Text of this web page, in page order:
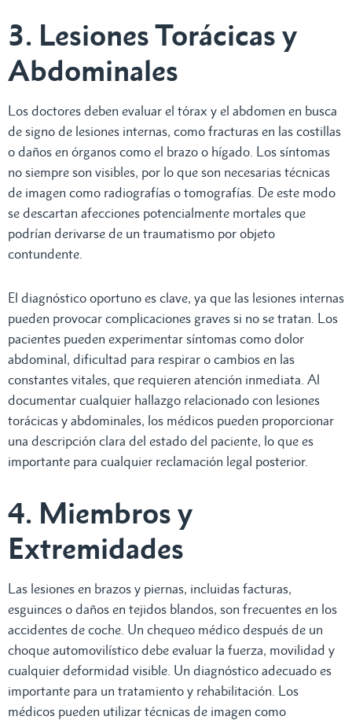
3. Lesiones Torácicas y
Abdominales
Los doctores deben evaluar el tórax y el abdomen en busca
de signo de lesiones internas, como fracturas en las costillas
o daños en órganos como el brazo o hígado. Los síntomas
no siempre son visibles, por lo que son necesarias técnicas
de imagen como radiografías o tomografías. De este modo
se descartan afecciones potencialmente mortales que
podrían derivarse de un traumatismo por objeto
contundente.
El diagnóstico oportuno es clave, ya que las lesiones internas
pueden provocar complicaciones graves si no se tratan. Los
pacientes pueden experimentar síntomas como dolor
abdominal, dificultad para respirar o cambios en las
constantes vitales, que requieren atención inmediata. Al
documentar cualquier hallazgo relacionado con lesiones
torácicas y abdominales, los médicos pueden proporcionar
una descripción clara del estado del paciente, lo que es
importante para cualquier reclamación legal posterior.
4. Miembros y
Extremidades
Las lesiones en brazos y piernas, incluidas facturas,
esguinces o daños en tejidos blandos, son frecuentes en los
accidentes de coche. Un chequeo médico después de un
choque automovilístico debe evaluar la fuerza, movilidad y
cualquier deformidad visible. Un diagnóstico adecuado es
importante para un tratamiento y rehabilitación. Los
médicos pueden utilizar técnicas de imagen como